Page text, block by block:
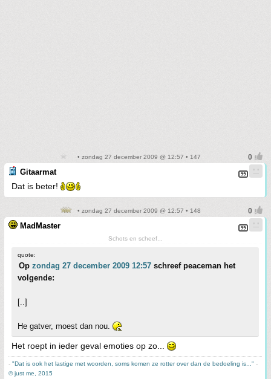
• zondag 27 december 2009 @ 12:57 • 147
Gitaarmat
Dat is beter!
• zondag 27 december 2009 @ 12:57 • 148
MadMaster
Schots en scheef...
quote:
Op zondag 27 december 2009 12:57 schreef peaceman het
volgende:
[..]
He gatver, moest dan nou.
Het roept in ieder geval emoties op zo...
- "Dat is ook het lastige met woorden, soms komen ze rotter over dan de bedoeling is..." -
© just me, 2015